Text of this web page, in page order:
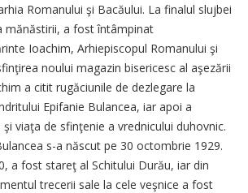
Romanului şi Bacăului. La finalul slujbei
mănăstirii, a fost întâmpinat
Ioachim, Arhiepiscopul Romanului şi
noului magazin bisericesc al aşezării
a citit rugăciunile de dezlegare la
Epifanie Bulancea, iar apoi a
viaţa de sfinţenie a vrednicului duhovnic.
s-a născut pe 30 octombrie 1929.
a fost stareţ al Schitului Durău, iar din
trecerii sale la cele veşnice a fost